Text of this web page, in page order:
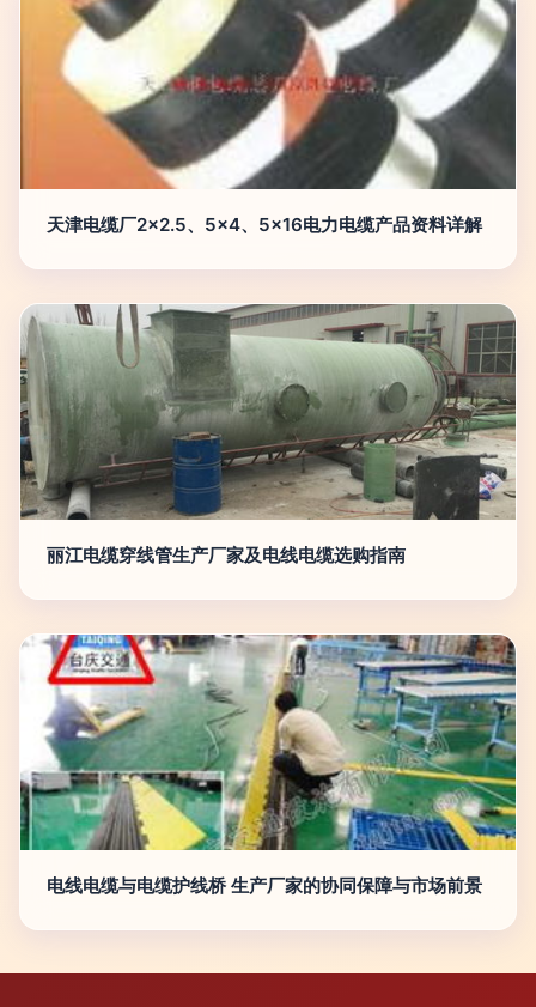
天津电缆厂2×2.5、5×4、5×16电力电缆产品资料详解
丽江电缆穿线管生产厂家及电线电缆选购指南
电线电缆与电缆护线桥 生产厂家的协同保障与市场前景